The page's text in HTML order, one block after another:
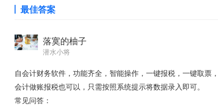
最佳答案
落寞的柚子
潜水小将
自会计财务软件，功能齐全，智能操作，一键报税，一键取
会计做账报税也可以，只需按照系统提示将数据录入即可。
常见问答：